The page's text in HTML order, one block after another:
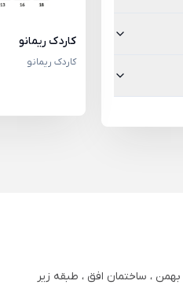
کاردک ریمانو
کاردک ریمانو
بهمن ، ساختمان افق ، طبقه زیر